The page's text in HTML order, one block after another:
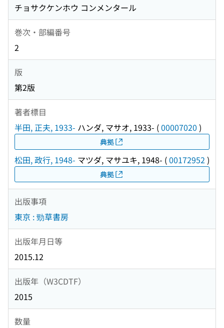
チョサクケンホウ コンメンタール
巻次・部編番号
2
版
第2版
著者標目
半田, 正夫, 1933- ハンダ, マサオ, 1933- (00007020 )
典拠
松田, 政行, 1948- マツダ, マサユキ, 1948- (00172952 )
典拠
出版事項
東京 : 勁草書房
出版年月日等
2015.12
出版年（W3CDTF）
2015
数量